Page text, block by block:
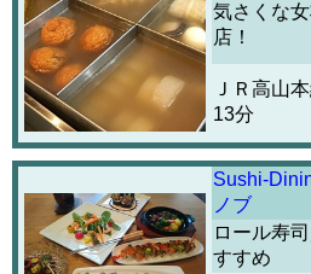
気さくな
店！
ＪＲ高山
13分
Sushi-
ノブ
ロール寿
すすめ